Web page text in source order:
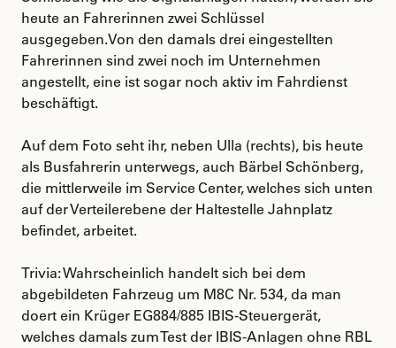
heute an Fahrerinnen zwei Schlüssel
ausgegeben.Von den damals drei eingestellten
Fahrerinnen sind zwei noch im Unternehmen
angestellt, eine ist sogar noch aktiv im Fahrdienst
beschäftigt.
Auf dem Foto seht ihr, neben Ulla (rechts), bis heute
als Busfahrerin unterwegs, auch Bärbel Schönberg,
die mittlerweile im Service Center, welches sich unten
auf der Verteilerebene der Haltestelle Jahnplatz
befindet, arbeitet.
Trivia: Wahrscheinlich handelt sich bei dem
abgebildeten Fahrzeug um M8C Nr. 534, da man
doert ein Krüger EG884/885 IBIS-Steuergerät,
welches damals zum Test der IBIS-Anlagen ohne RBL